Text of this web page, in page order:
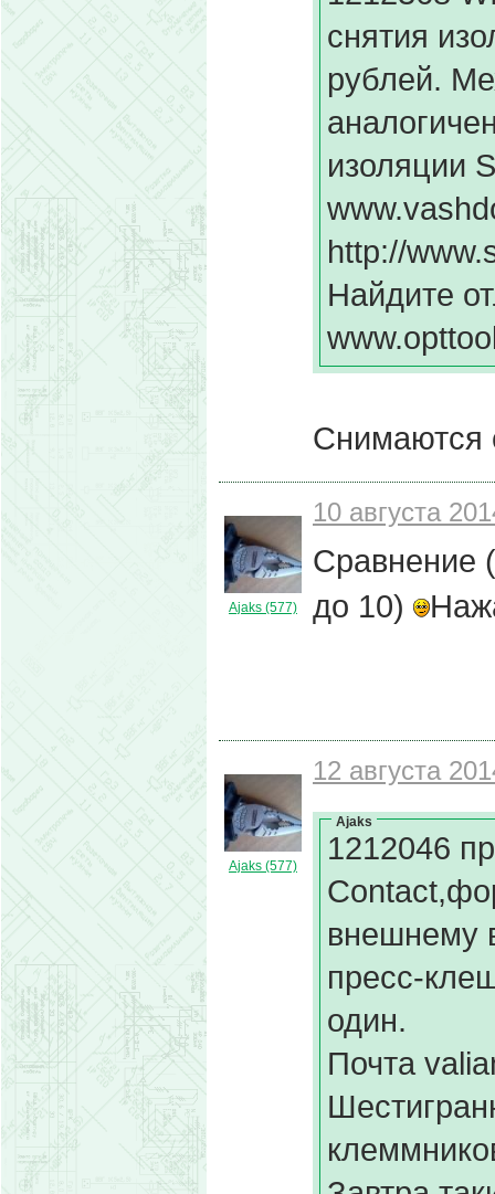
снятия
рублей.
изоляции
http://
Найдите
Снимаются
Ajaks (577)
10 августа
Сравнение
до 10)
Ajaks (577)
12 августа
Ajaks
1212046
внешнему
пресс-
один.
Почта